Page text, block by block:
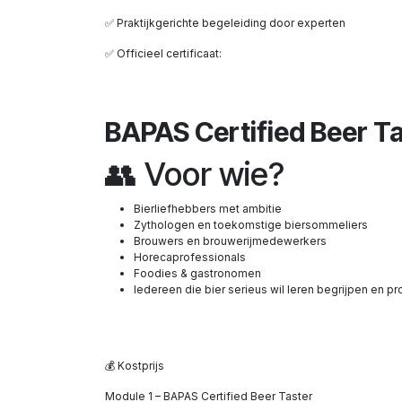
✅ Praktijkgerichte begeleiding door experten
✅ Officieel certificaat:
BAPAS Certified Beer
👥 Voor wie?
Bierliefhebbers met ambitie
Zythologen en toekomstige biersommeliers
Brouwers en brouwerijmedewerkers
Horecaprofessionals
Foodies & gastronomen
Iedereen die bier serieus wil leren begrijpen en
💰 Kostprijs
Module 1 – BAPAS Certified Beer Taster